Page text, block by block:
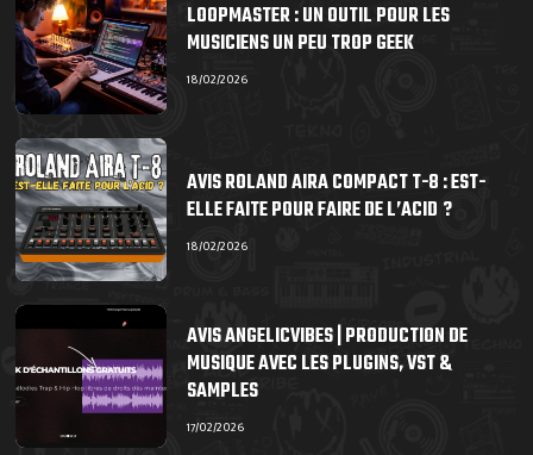
LOOPMASTER : UN OUTIL POUR LES
MUSICIENS UN PEU TROP GEEK
18/02/2026
AVIS ROLAND AIRA COMPACT T-8 : EST-
ELLE FAITE POUR FAIRE DE L’ACID ?
18/02/2026
AVIS ANGELICVIBES | PRODUCTION DE
MUSIQUE AVEC LES PLUGINS, VST &
SAMPLES
17/02/2026